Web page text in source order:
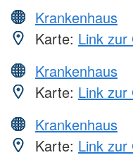
Krankenhaus
Karte: Link zur
Krankenhaus
Karte: Link zur
Krankenhaus
Karte: Link zur